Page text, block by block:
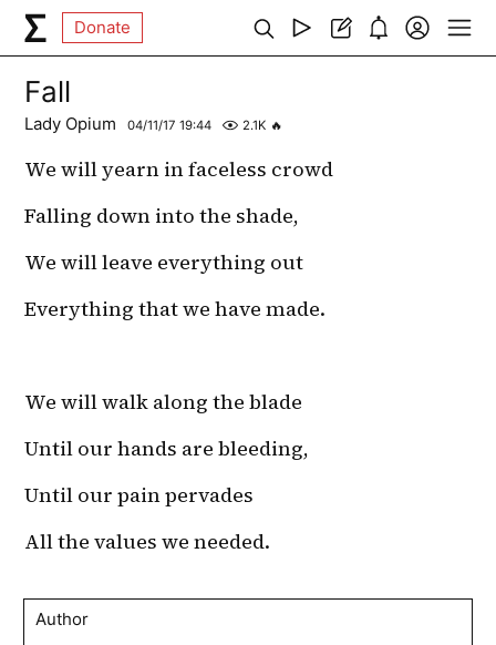
Donate
Fall
Lady Opium 04/11/17 19:44 2.1K 🔥
We will yearn in faceless crowd
Falling down into the shade,
We will leave everything out
Everything that we have made.
We will walk along the blade
Until our hands are bleeding,
Until our pain pervades
All the values we needed.
Author